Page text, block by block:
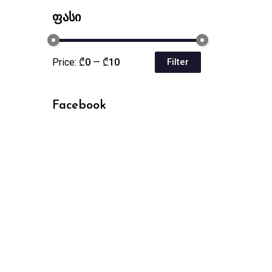
ფასი
Min
Max
Filter
Price: ₾0 — ₾10
Facebook